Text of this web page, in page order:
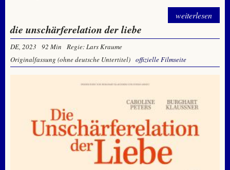
weiterlesen
die unschärferelation der liebe
DE, 2023 92 Min
Regie: Lars Kraume
Originalfassung (ohne deutsche Untertitel) offizielle Filmseite